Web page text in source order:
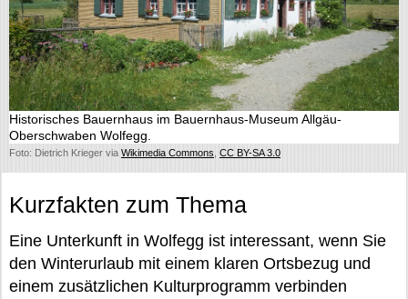
Historisches Bauernhaus im Bauernhaus-Museum Allgäu-
Oberschwaben Wolfegg.
Foto: Dietrich Krieger via Wikimedia Commons CC BY-SA 3.0
Kurzfakten zum Thema
Eine Unterkunft in Wolfegg ist interessant, wenn Sie
den Winterurlaub mit einem klaren Ortsbezug und
einem zusätzlichen Kulturprogramm verbinden